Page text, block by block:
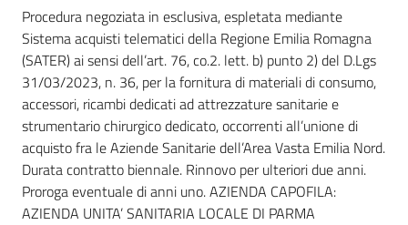
Seguici
su
Dati del bando
Procedura negoziata in esclusiva, espletata mediante
Sistema acquisti telematici della Regione Emilia Romagna
(SATER) ai sensi dell’art. 76, co.2. lett. b) punto 2) del D.Lgs
31/03/2023, n. 36, per la fornitura di materiali di consumo,
accessori, ricambi dedicati ad attrezzature sanitarie e
strumentario chirurgico dedicato, occorrenti all’unione di
acquisto fra le Aziende Sanitarie dell’Area Vasta Emilia Nord.
Durata contratto biennale. Rinnovo per ulteriori due anni.
Proroga eventuale di anni uno. AZIENDA CAPOFILA:
AZIENDA UNITA’ SANITARIA LOCALE DI PARMA